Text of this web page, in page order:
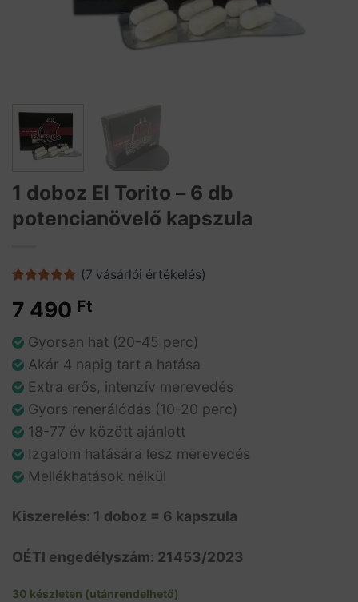
1 doboz El Torito – 6 db
potencianövelő kapszula
5.00az 5-
ből,
alapján
(7 vásárlói értékelés)
7 490 Ft
Gyorsan hat (20-45 perc)
Akár 4 napig tart a hatása
Extra erős, intenzív merevedés
Gyors renerálódás (10-20 perc)
18-77 év között ajánlott
Izgalom hatására lesz merevedés
Mellékhatások nélkül
Kiszerelés: 1 doboz = 6 kapszula
OÉTI engedélyszám: 21453/2023
30 készleten (utánrendelhető)